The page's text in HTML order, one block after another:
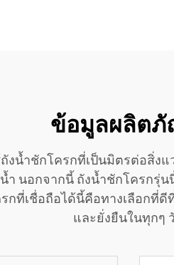
ข้อมูลผลิต
น้ำชักโครกที่เป็นมิตรต่อสิ่ง
นอกจากนี้ ถังน้ำชักโครก
กที่เชื่อถือได้นี้คือทางเลือก
และยั่งยืนในทุกๆ